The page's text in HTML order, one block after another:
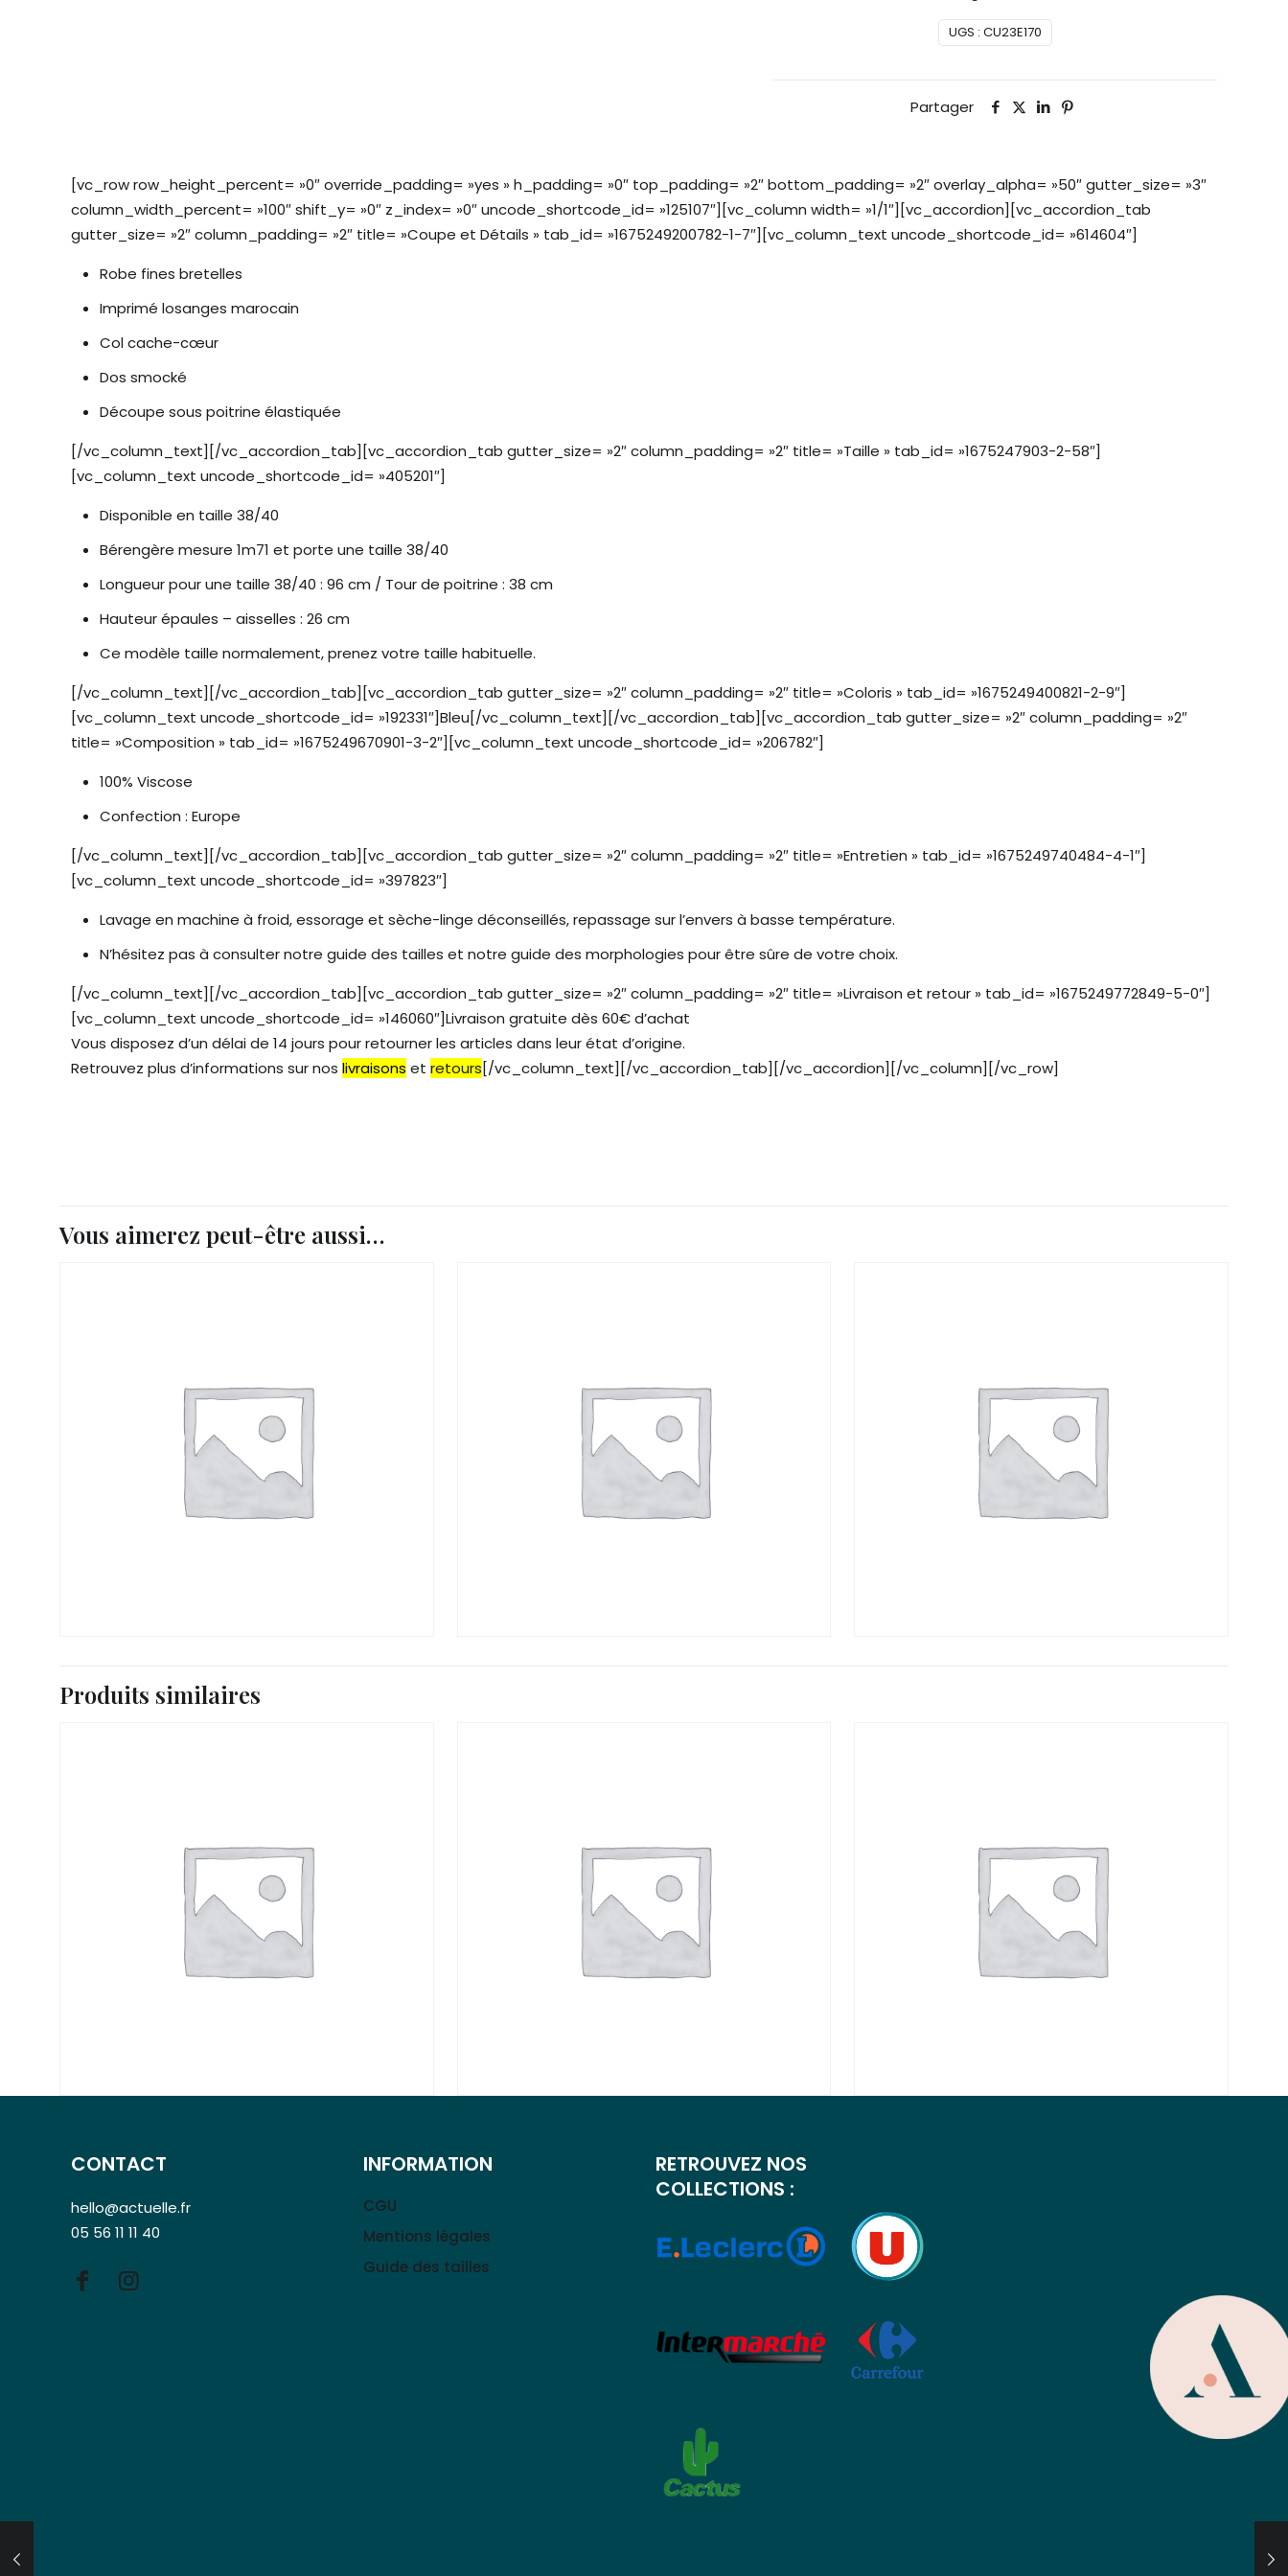
UGS : CU23E170
Partager
[vc_row row_height_percent= »0″ override_padding= »yes » h_padding= »0″ top_padding= »2″ bottom_padding= »2″ overlay_alpha= »50″ gutter_size= »3″
column_width_percent= »100″ shift_y= »0″ z_index= »0″ uncode_shortcode_id= »125107″][vc_column width= »1/1″][vc_accordion][vc_accordion_tab
gutter_size= »2″ column_padding= »2″ title= »Coupe et Détails » tab_id= »1675249200782-1-7″][vc_column_text uncode_shortcode_id= »614604″]
Robe fines bretelles
Imprimé losanges marocain
Col cache-cœur
Dos smocké
Découpe sous poitrine élastiquée
[/vc_column_text][/vc_accordion_tab][vc_accordion_tab gutter_size= »2″ column_padding= »2″ title= »Taille » tab_id= »1675247903-2-58″]
[vc_column_text uncode_shortcode_id= »405201″]
Disponible en taille 38/40
Bérengère mesure 1m71 et porte une taille 38/40
Longueur pour une taille 38/40 : 96 cm / Tour de poitrine : 38 cm
Hauteur épaules – aisselles : 26 cm
Ce modèle taille normalement, prenez votre taille habituelle.
[/vc_column_text][/vc_accordion_tab][vc_accordion_tab gutter_size= »2″ column_padding= »2″ title= »Coloris » tab_id= »1675249400821-2-9″]
[vc_column_text uncode_shortcode_id= »192331″]Bleu[/vc_column_text][/vc_accordion_tab][vc_accordion_tab gutter_size= »2″ column_padding= »2″
title= »Composition » tab_id= »1675249670901-3-2″][vc_column_text uncode_shortcode_id= »206782″]
100% Viscose
Confection : Europe
[/vc_column_text][/vc_accordion_tab][vc_accordion_tab gutter_size= »2″ column_padding= »2″ title= »Entretien » tab_id= »1675249740484-4-1″]
[vc_column_text uncode_shortcode_id= »397823″]
Lavage en machine à froid, essorage et sèche-linge déconseillés, repassage sur l’envers à basse température.
N’hésitez pas à consulter notre guide des tailles et notre guide des morphologies pour être sûre de votre choix.
[/vc_column_text][/vc_accordion_tab][vc_accordion_tab gutter_size= »2″ column_padding= »2″ title= »Livraison et retour » tab_id= »1675249772849-5-0″]
[vc_column_text uncode_shortcode_id= »146060″]Livraison gratuite dès 60€ d’achat
Vous disposez d’un délai de 14 jours pour retourner les articles dans leur état d’origine.
Retrouvez plus d’informations sur noslivraisons etretours[/vc_column_text][/vc_accordion_tab][/vc_accordion][/vc_column][/vc_row]
Vous aimerez peut-être aussi…
Produits similaires
CONTACT
hello@actuelle.fr
05 56 11 11 40
INFORMATION
CGU
Mentions légales
Guide des tailles
RETROUVEZ NOS
COLLECTIONS :